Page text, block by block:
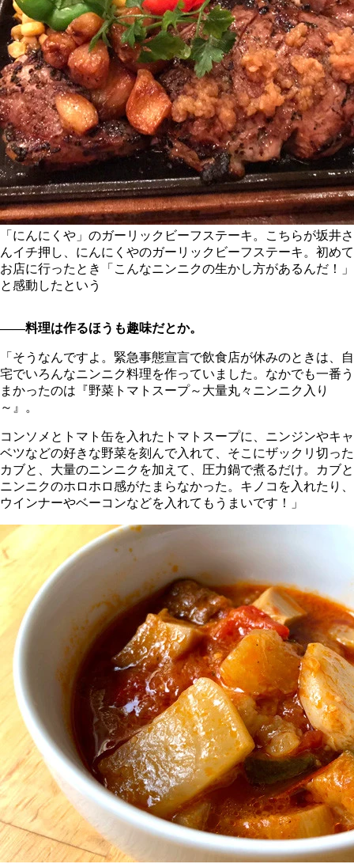
「にんにくや」のガーリックビーフステーキ。こちらが坂井さ
んイチ押し、にんにくやのガーリックビーフステーキ。初めて
お店に行ったとき「こんなニンニクの生かし方があるんだ！」
と感動したという
――料理は作るほうも趣味だとか。
「そうなんですよ。緊急事態宣言で飲食店が休みのときは、自
宅でいろんなニンニク料理を作っていました。なかでも一番う
まかったのは『野菜トマトスープ～大量丸々ニンニク入り
～』。
コンソメとトマト缶を入れたトマトスープに、ニンジンやキャ
ベツなどの好きな野菜を刻んで入れて、そこにザックリ切った
カブと、大量のニンニクを加えて、圧力鍋で煮るだけ。カブと
ニンニクのホロホロ感がたまらなかった。キノコを入れたり、
ウインナーやベーコンなどを入れてもうまいです！」